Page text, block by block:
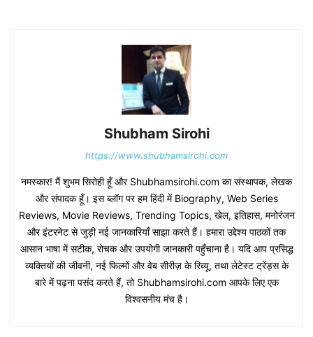
Shubham Sirohi
https://www.shubhamsirohi.com
नमस्कार! मैं शुभम सिरोही हूँ और Shubhamsirohi.com का संस्थापक, लेखक
और संपादक हूँ। इस ब्लॉग पर हम हिंदी में Biography, Web Series
Reviews, Movie Reviews, Trending Topics, खेल, इतिहास, मनोरंजन
और इंटरनेट से जुड़ी नई जानकारियाँ साझा करते हैं। हमारा उद्देश्य पाठकों तक
आसान भाषा में सटीक, रोचक और उपयोगी जानकारी पहुँचाना है। यदि आप प्रसिद्ध
व्यक्तियों की जीवनी, नई फिल्मों और वेब सीरीज़ के रिव्यू, तथा लेटेस्ट ट्रेंड्स के
बारे में पढ़ना पसंद करते हैं, तो Shubhamsirohi.com आपके लिए एक
विश्वसनीय मंच है।